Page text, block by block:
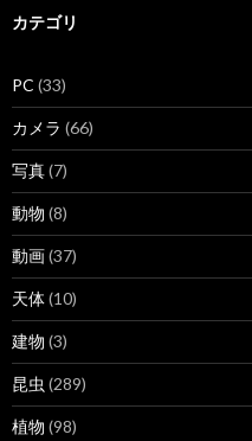
カテゴリ
PC (33)
カメラ (66)
写真(7)
動物 (8)
動画(37)
天体(10)
建物 (3)
昆虫 (289)
植物 (98)